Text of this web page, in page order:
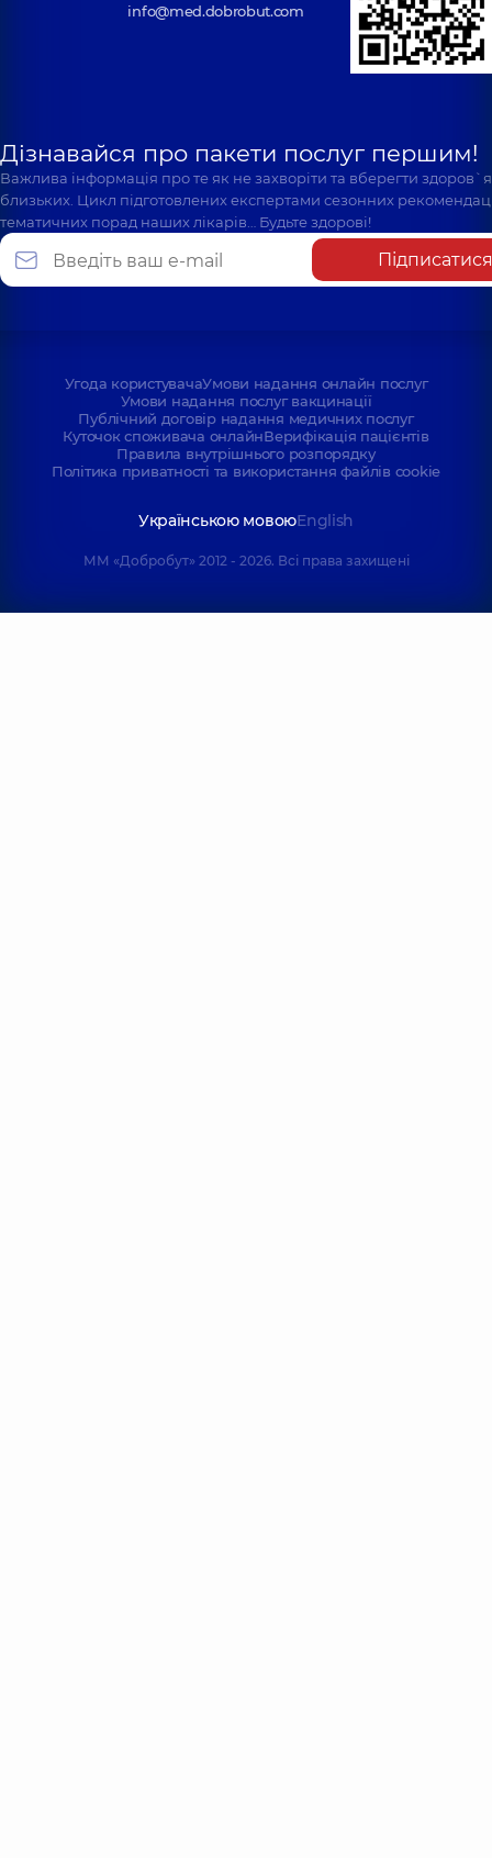
info@med.dobrobut.com
Дізнавайся про пакети послуг першим!
Важлива інформація про те як не захворіти та вберегти
близьких. Цикл підготовлених експертами сезонних
тематичних порад наших лікарів… Будьте здорові!
Підписатися
Угода користувачаУмови надання онлайн послуг
Умови надання послуг вакцинації
Публічний договір надання медичних послуг
Куточок споживача онлайнВерифікація пацієнтів
Правила внутрішнього розпорядку
Політика приватності та використання файлів cookie
Українською мовоюEnglish
ММ «Добробут» 2012 - 2026. Всі права захищені